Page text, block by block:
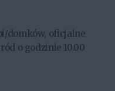
domków, oficjalne
o godzinie 10.00